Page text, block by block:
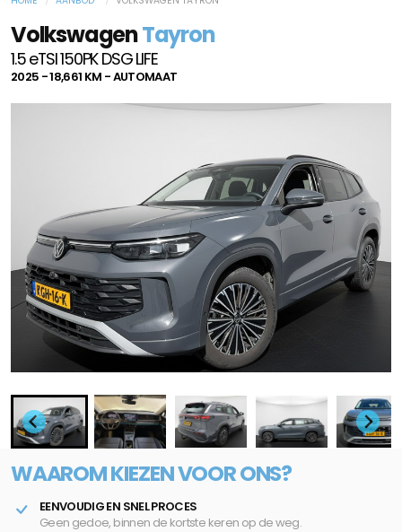
VolkswagenTayron
1.5 eTSI 150PK DSG LIFE
2025 - 18,661 KM - AUTOMAAT
WAAROM KIEZEN VOOR ONS?
EENVOUDIG EN SNEL PROCES
Geen gedoe, binnen de kortste keren op de weg.